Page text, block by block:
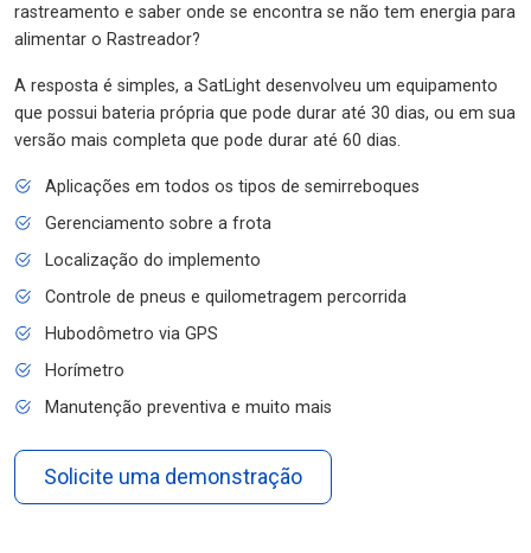
rastreamento e saber onde se encontra se não tem energia para
alimentar o Rastreador?
A resposta é simples, a SatLight desenvolveu um equipamento
que possui bateria própria que pode durar até 30 dias, ou em sua
versão mais completa que pode durar até 60 dias.
Aplicações em todos os tipos de semirreboques
Gerenciamento sobre a frota
Localização do implemento
Controle de pneus e quilometragem percorrida
Hubodômetro via GPS
Horímetro
Manutenção preventiva e muito mais
Solicite uma demonstração